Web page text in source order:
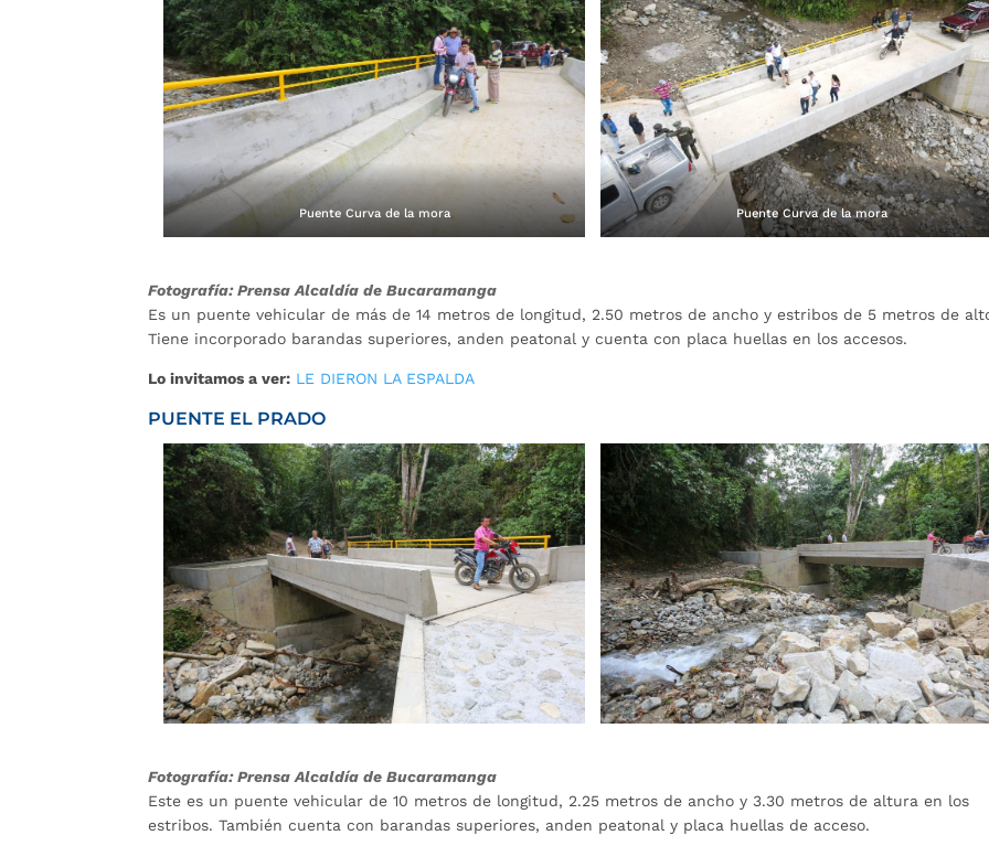
Puente Curva de la mora Puente Curva de la mora
Fotografía: Prensa Alcaldía de Bucaramanga
Es un puente vehicular de más de 14 metros de longitud, 2.50 metros de ancho y estribos de 5 metros de
Tiene incorporado barandas superiores, anden peatonal y cuenta con placa huellas en los accesos.
Lo invitamos a ver: LE DIERON LA ESPALDA
PUENTE EL PRADO
Fotografía: Prensa Alcaldía de Bucaramanga
Este es un puente vehicular de 10 metros de longitud, 2.25 metros de ancho y 3.30 metros de altura en los
estribos. También cuenta con barandas superiores, anden peatonal y placa huellas de acceso.